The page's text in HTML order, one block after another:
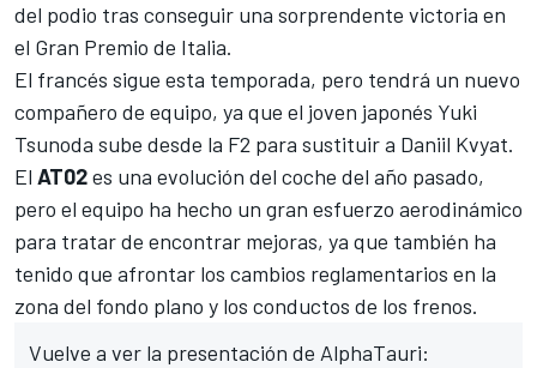
del podio tras conseguir una sorprendente victoria en
el Gran Premio de Italia.
El francés sigue esta temporada, pero tendrá un nuevo
compañero de equipo, ya que el joven japonés Yuki
Tsunoda sube desde la F2 para sustituir a Daniil Kvyat.
El AT02es una evolución del coche del año pasado,
pero el equipo ha hecho un gran esfuerzo aerodinámico
para tratar de encontrar mejoras, ya que también ha
tenido que afrontar los cambios reglamentarios en la
zona del fondo plano y los conductos de los frenos.
Vuelve a ver la presentación de AlphaTauri: